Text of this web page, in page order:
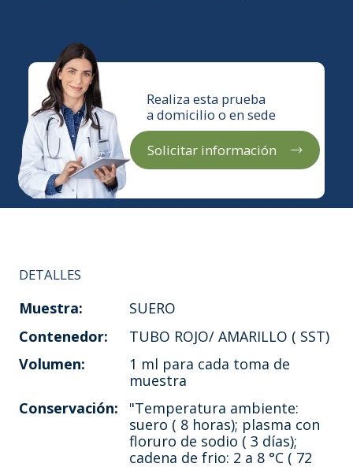
Realiza esta prueba
a domicilio o en sede
Solicitar información
DETALLES
Muestra:
SUERO
Contenedor:
TUBO ROJO/ AMARILLO ( SST)
Volumen:
1 ml para cada toma de
muestra
Conservación:
"Temperatura ambiente:
suero ( 8 horas); plasma con
floruro de sodio ( 3 días);
cadena de frio: 2 a 8 °C ( 72